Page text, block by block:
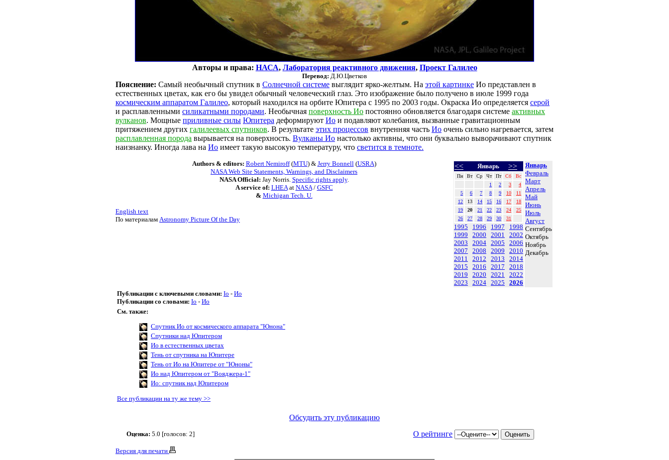
Авторы и права: НАСА, Лаборатория реактивного движения, Проект Галилео
Перевод: Д.Ю.Цветков
Пояснение: Самый необычный спутник в Солнечной системе выглядит ярко-желтым. На этой картинке Ио представлен в
естественных цветах, как его бы увидел обычный человеческий глаз. Это изображение было получено в июле 1999 года
космическим аппаратом Галилео, который находился на орбите Юпитера с 1995 по 2003 годы. Окраска Ио определяется серой
и расплавленными силикатными породами. Необычная поверхность Ио постоянно обновляется благодаря системе активных
вулканов. Мощные приливные силы Юпитера деформируют Ио и подавляют колебания, вызванные гравитационным
притяжением других галилеевых спутников. В результате этих процессов внутренняя часть Ио очень сильно нагревается, затем
расплавленная порода вырывается на поверхность. Вулканы Ио настолько активны, что они буквально выворачивают спутник
наизнанку. Иногда лава на Ио имеет такую высокую температуру, что светится в темноте.
<< Январь >>
Пн Вт Ср Чт Пт Сб
Вс
1
2 3
4
5
6 7 8 9 10
11
12
13 14 15 16 17
18
19
20 21 22 23 24
25
26
27 28 29 30 31
1995 1996 1997
1998
1999
2000 2001
2002
2003
2004 2005
2006
2007
2008 2009
2010
2011
2012 2013
2014
2015
2016 2017
2018
2019
2020 2021
2022
2023
2024 2025 2026
Январь
Февраль
Март
Апрель
Май
Июнь
Июль
Август
Сентябрь
Октябрь
Ноябрь
Декабрь
Authors & editors: Robert Nemiroff(MTU) & Jerry Bonnell(USRA)
NASA Web Site Statements, Warnings, and Disclaimers
NASA Official: Jay Norris. Specific rights apply.
A service of: LHEAat NASA/ GSFC
& Michigan Tech. U.
English text
По материалам Astronomy Picture Of the Day
Публикации с ключевыми словами: Io - Ио
Публикации со словами: Io - Ио
См. также:
Спутник Ио от космического аппарата "Юнона"
Спутники над Юпитером
Ио в естественных цветах
Тень от спутника на Юпитере
Тень от Ио на Юпитере от "Юноны"
Ио над Юпитером от "Вояджера-1"
Ио: спутник над Юпитером
Все публикации на ту же тему >>
Обсудить эту публикацию
Оценка: 5.0 [голосов: 2] О рейтинге
Версия для печати